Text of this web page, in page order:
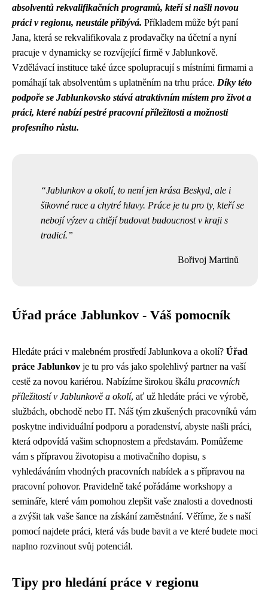
absolventů rekvalifikačních programů, kteří si našli novou
práci v regionu, neustále přibývá. Příkladem může být paní
Jana, která se rekvalifikovala z prodavačky na účetní a nyní
pracuje v dynamicky se rozvíjející firmě v Jablunkově.
Vzdělávací instituce také úzce spolupracují s místními firmami a
pomáhají tak absolventům s uplatněním na trhu práce. Díky této
podpoře se Jablunkovsko stává atraktivním místem pro život a
práci, které nabízí pestré pracovní příležitosti a možnosti
profesního růstu.
Jablunkov a okolí, to není jen krása Beskyd, ale i
šikovné ruce a chytré hlavy. Práce je tu pro ty, kteří se
nebojí výzev a chtějí budovat budoucnost v kraji s
tradicí.
Bořivoj Martinů
Úřad práce Jablunkov - Váš pomocník
Hledáte práci v malebném prostředí Jablunkova a okolí? Úřad
práce Jablunkov je tu pro vás jako spolehlivý partner na vaší
cestě za novou kariérou. Nabízíme širokou škálu pracovních
příležitostí v Jablunkově a okolí, ať už hledáte práci ve výrobě,
službách, obchodě nebo IT. Náš tým zkušených pracovníků vám
poskytne individuální podporu a poradenství, abyste našli práci,
která odpovídá vašim schopnostem a představám. Pomůžeme
vám s přípravou životopisu a motivačního dopisu, s
vyhledáváním vhodných pracovních nabídek a s přípravou na
pracovní pohovor. Pravidelně také pořádáme workshopy a
semináře, které vám pomohou zlepšit vaše znalosti a dovednosti
a zvýšit tak vaše šance na získání zaměstnání. Věříme, že s naší
pomocí najdete práci, která vás bude bavit a ve které budete moci
naplno rozvinout svůj potenciál.
Tipy pro hledání práce v regionu